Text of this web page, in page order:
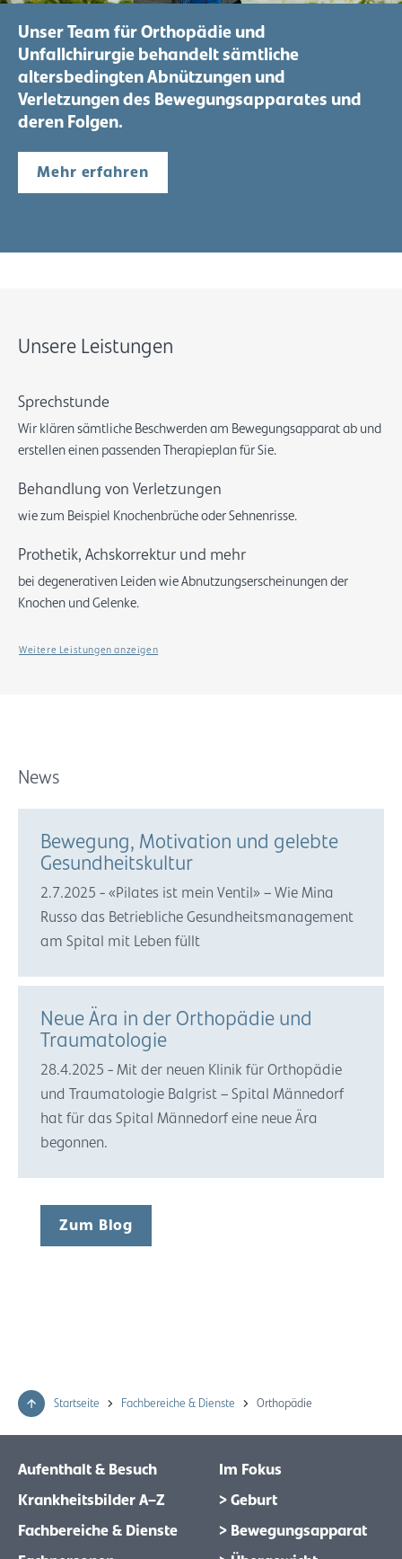
Unser Team für Orthopädie und
Unfallchirurgie behandelt sämtliche
altersbedingten Abnützungen und
Verletzungen des Bewegungsapparates und
deren Folgen.
Mehr erfahren
Unsere Leistungen
Sprechstunde
Wir klären sämtliche Beschwerden am Bewegungsapparat ab und
erstellen einen passenden Therapieplan für Sie.
Behandlung von Verletzungen
wie zum Beispiel Knochenbrüche oder Sehnenrisse.
Prothetik, Achskorrektur und mehr
bei degenerativen Leiden wie Abnutzungserscheinungen der
Knochen und Gelenke.
Weitere Leistungen anzeigen
News
Bewegung, Motivation und gelebte
Gesundheitskultur
2.7.2025 - «Pilates ist mein Ventil» – Wie Mina
Russo das Betriebliche Gesundheitsmanagement
am Spital mit Leben füllt
Neue Ära in der Orthopädie und
Traumatologie
28.4.2025 - Mit der neuen Klinik für Orthopädie
und Traumatologie Balgrist – Spital Männedorf
hat für das Spital Männedorf eine neue Ära
begonnen.
Zum Blog
Startseite Fachbereiche & Dienste Orthopädie
Aufenthalt & Besuch
Krankheitsbilder A–Z
Fachbereiche & Dienste
Im Fokus
> Geburt
> Bewegungsapparat